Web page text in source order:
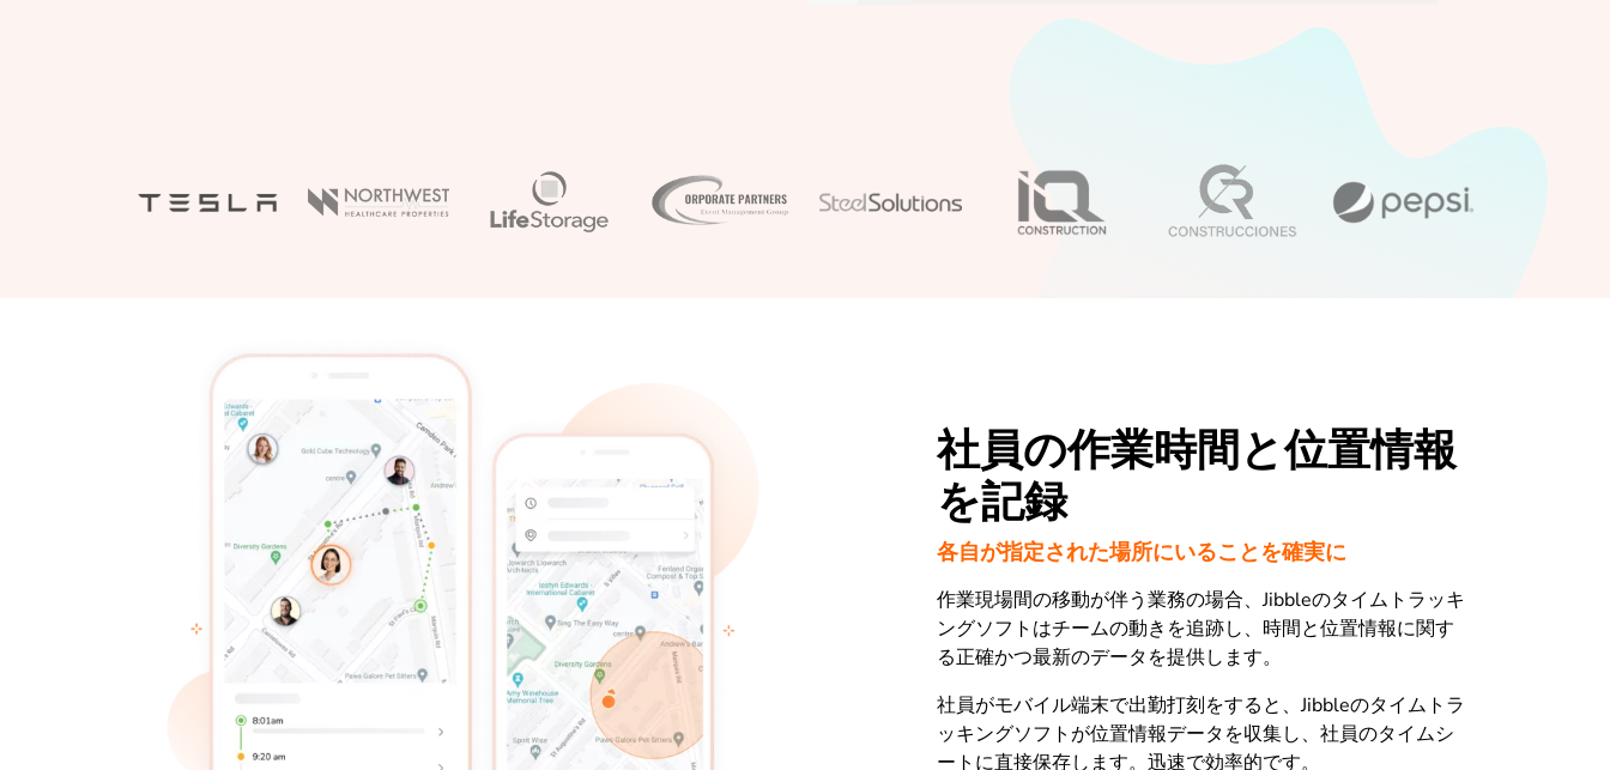
社員の作業時間と位置情報
を記録
各自が指定された場所にいることを確実に
作業現場間の移動が伴う業務の場合、Jibbleのタイムトラッキ
ングソフトはチームの動きを追跡し、時間と位置情報に関す
る正確かつ最新のデータを提供します。
社員がモバイル端末で出勤打刻をすると、Jibbleのタイムトラ
ッキングソフトが位置情報データを収集し、社員のタイムシ
ートに直接保存します。迅速で効率的です。